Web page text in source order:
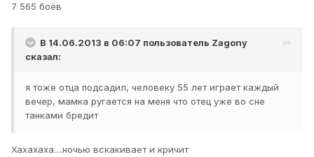
7 565 боёв
В 14.06.2013 в 06:07 пользователь Zagony
сказал:
я тоже отца подсадил, человеку 55 лет играет каждый
вечер, мамка ругается на меня что отец уже во сне
танками бредит
Хахахаха....ночью вскакивает и кричит